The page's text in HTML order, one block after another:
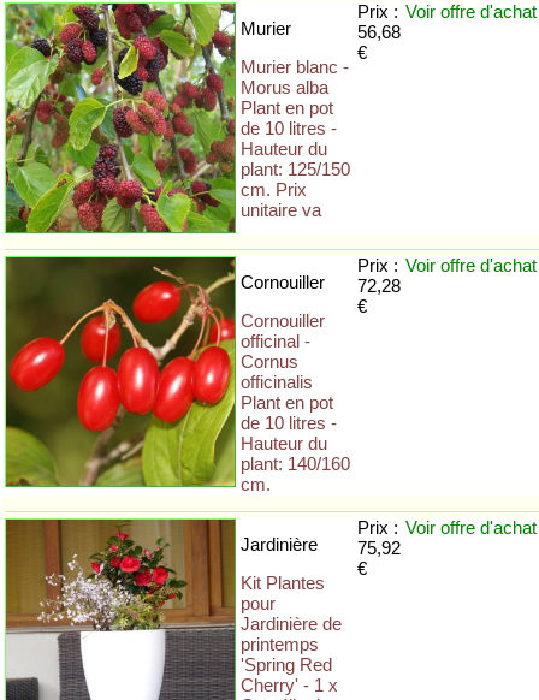
Murier
Murier blanc -
Morus alba
Plant en pot
de 10 litres -
Hauteur du
plant: 125/150
cm. Prix
unitaire va
Prix :
56,68
€
Voir offre d'achat
Cornouiller
Cornouiller
officinal -
Cornus
officinalis
Plant en pot
de 10 litres -
Hauteur du
plant: 140/160
cm.
Prix :
72,28
€
Voir offre d'achat
Jardinière
Kit Plantes
pour
Jardinière de
printemps
'Spring Red
Cherry' - 1 x
Prix :
75,92
€
Voir offre d'achat